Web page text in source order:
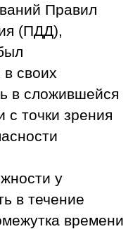
Правил
(ПДД),
в своих
в сложившейся
с точки зрения
у
в течение
времени